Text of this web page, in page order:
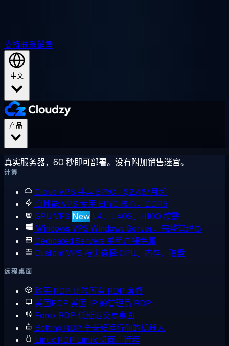
支持联系销售
中文
真实服务器，60 秒即可部署。没有附加销售迷宫。
计算
Cloud VPS 共享 EPYC，$2.48/月起
高性能 VPS 专用 EPYC 核心，DDR5
GPU VPS New L4、L40S、H100 按需
Windows VPS Windows Server，完整管理员
Dedicated Servers 单租户裸金属
Custom VPS 按需选择 CPU、内存、磁盘
远程桌面
购买 RDP 比较所有 RDP 套餐
美国RDP 美国 IP 的管理员 RDP
Forex RDP 低延迟交易桌面
Botting RDP 全天候运行你的机器人
Linux RDP Linux 桌面，远程